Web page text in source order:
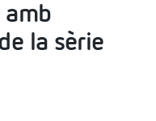
la sèrie